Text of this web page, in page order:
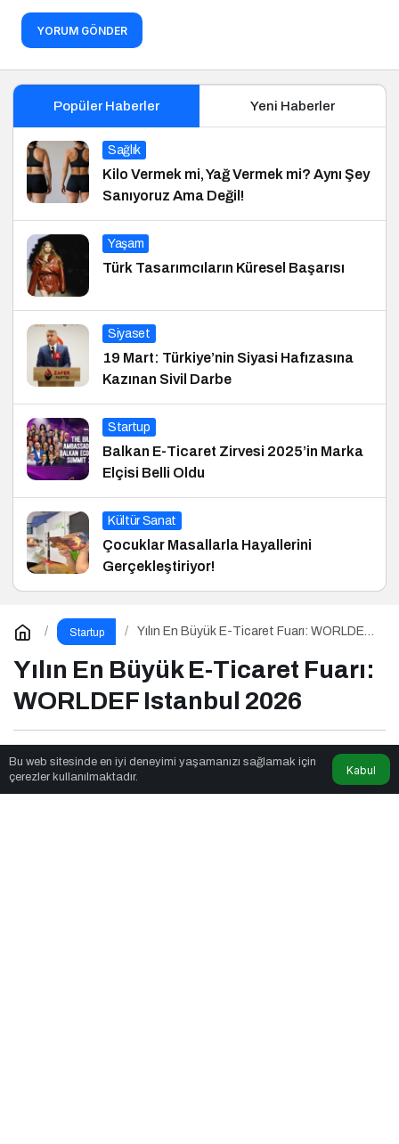
YORUM GÖNDER
Popüler Haberler Yeni Haberler
Sağlık
Kilo Vermek mi, Yağ Vermek mi? Aynı Şey
Sanıyoruz Ama Değil!
Yaşam
Türk Tasarımcıların Küresel Başarısı
Siyaset
19 Mart: Türkiye’nin Siyasi Hafızasına
Kazınan Sivil Darbe
Startup
Balkan E-Ticaret Zirvesi 2025’in Marka
Elçisi Belli Oldu
Kültür Sanat
Çocuklar Masallarla Hayallerini
Gerçekleştiriyor!
Startup
Yılın En Büyük E-Ticaret Fuarı: WORLDEF
Yılın En Büyük E-Ticaret Fuarı:
WORLDEF Istanbul 2026
Newsnow Tubetarafından yayınlandı
6dk, 2sn
Bu web sitesinde en iyi deneyimi yaşamanızı sağlamak için
çerezler kullanılmaktadır.
Kabul